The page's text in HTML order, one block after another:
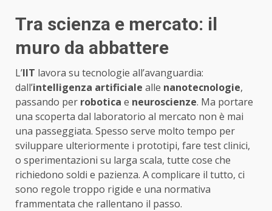
Tra scienza e mercato: il
muro da abbattere
L’IIT lavora su tecnologie all’avanguardia:
dall’intelligenza artificiale alle nanotecnologie,
passando per robotica e neuroscienze. Ma portare
una scoperta dal laboratorio al mercato non è mai
una passeggiata. Spesso serve molto tempo per
sviluppare ulteriormente i prototipi, fare test clinici,
o sperimentazioni su larga scala, tutte cose che
richiedono soldi e pazienza. A complicare il tutto, ci
sono regole troppo rigide e una normativa
frammentata che rallentano il passo.